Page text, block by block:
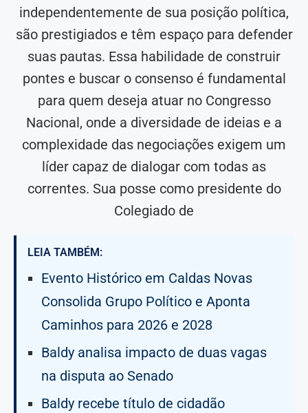
independentemente de sua posição política,
são prestigiados e têm espaço para defender
suas pautas. Essa habilidade de construir
pontes e buscar o consenso é fundamental
para quem deseja atuar no Congresso
Nacional, onde a diversidade de ideias e a
complexidade das negociações exigem um
líder capaz de dialogar com todas as
correntes. Sua posse como presidente do
Colegiado de
LEIA TAMBÉM:
Evento Histórico em Caldas Novas
Consolida Grupo Político e Aponta
Caminhos para 2026 e 2028
Baldy analisa impacto de duas vagas
na disputa ao Senado
Baldy recebe título de cidadão